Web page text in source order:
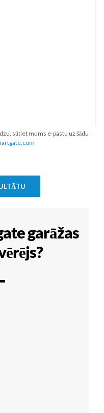
sūtiet mums e-pastu uz šādu
garāžas